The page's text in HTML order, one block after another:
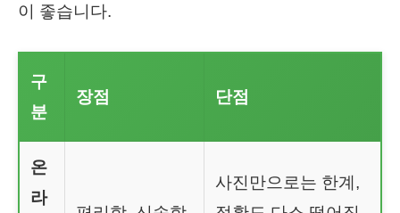
이 좋습니다.
구
분
장점 단점
온
라
사진만으로는 한계,